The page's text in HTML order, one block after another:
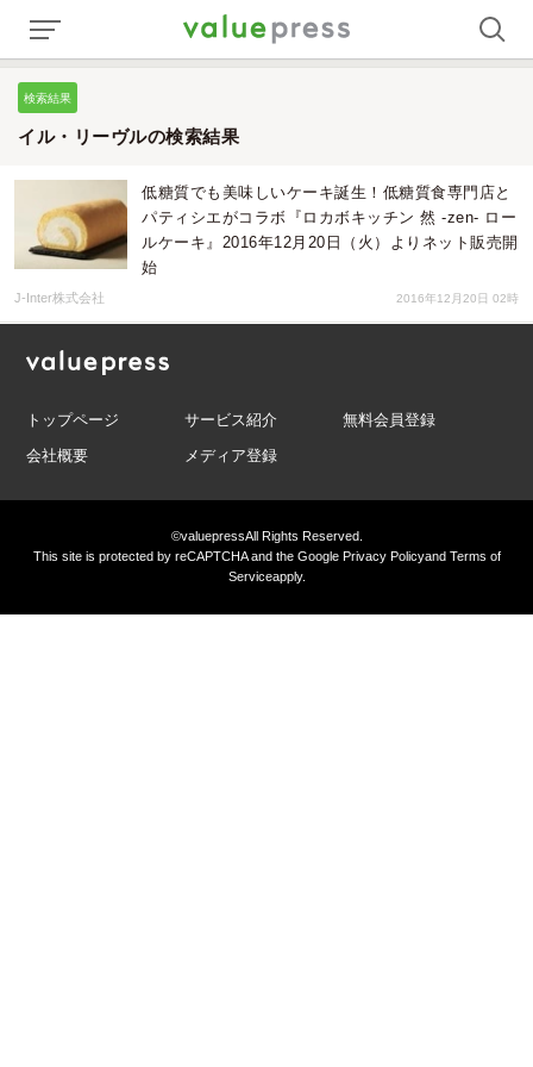
検索結果
イル・リーヴルの検索結果
低糖質でも美味しいケーキ誕生！低糖質食専門店と
パティシエがコラボ『ロカボキッチン 然 -zen- ロー
ルケーキ』2016年12月20日（火）よりネット販売開
始
J-Inter株式会社 2016年12月20日 02時
トップページ サービス紹介
無料会員登録
会社概要
メディア登録
©valuepressAll Rights Reserved.
This site is protected by reCAPTCHA and the GooglePrivacy Policyand Terms of
Serviceapply.